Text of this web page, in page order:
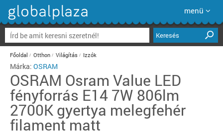
menü
Keresés
Főoldal Otthon Világítás Izzók
Márka: OSRAM
OSRAM Osram Value LED
fényforrás E14 7W 806lm
2700K gyertya melegfehér
filament matt